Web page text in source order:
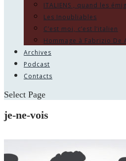
ITALIENS , quand les
Les Inoubliables
C’est moi, c’est l’italien
Hommage à Fabrizio De
Archives
Podcast
Contacts
Select Page
je-ne-vois